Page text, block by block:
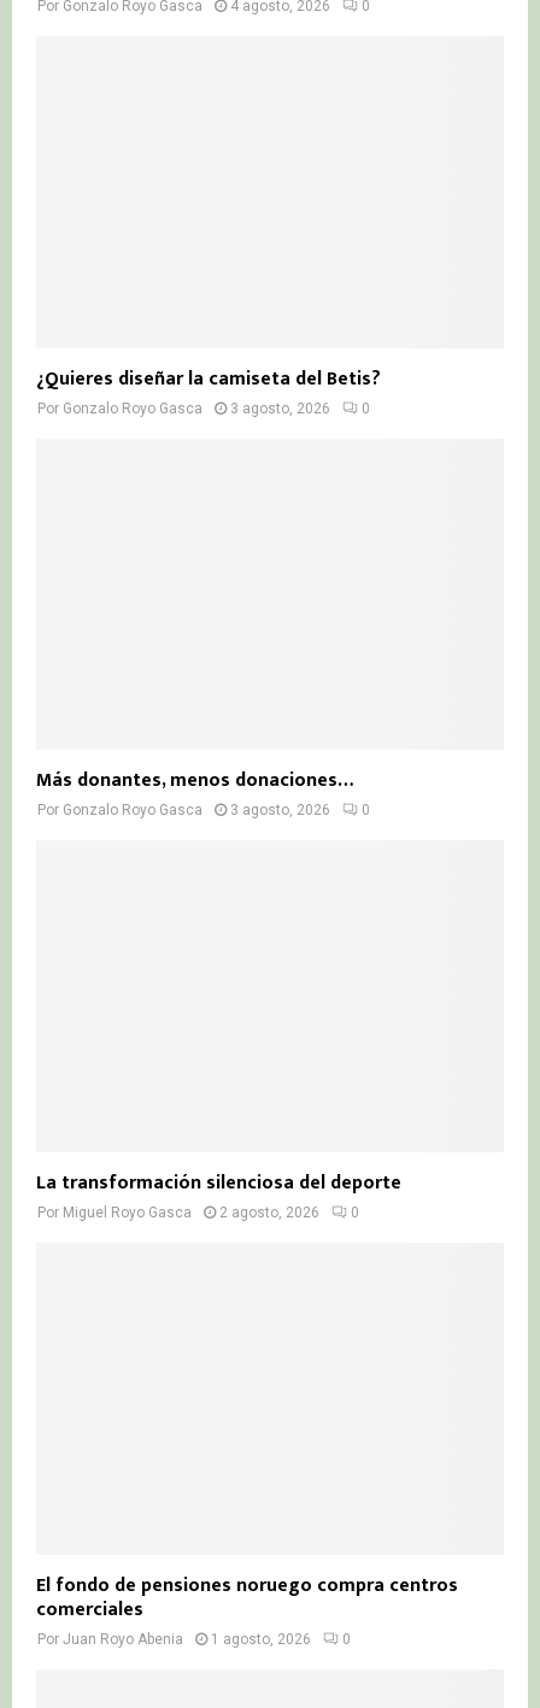
Por Gonzalo Royo Gasca 4 agosto, 2026 0
¿Quieres diseñar la camiseta del Betis?
Por Gonzalo Royo Gasca 3 agosto, 2026 0
Más donantes, menos donaciones…
Por Gonzalo Royo Gasca 3 agosto, 2026 0
La transformación silenciosa del deporte
Por Miguel Royo Gasca 2 agosto, 2026 0
El fondo de pensiones noruego compra centros
comerciales
Por Juan Royo Abenia 1 agosto, 2026 0